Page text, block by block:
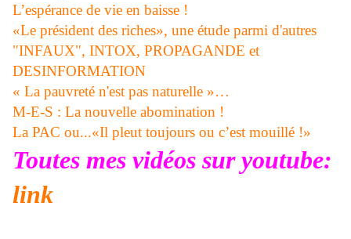
L’espérance de vie en baisse !
«Le président des riches», une étude parmi d'autres
"INFAUX", INTOX, PROPAGANDE et
DESINFORMATION
« La pauvreté n'est pas naturelle »…
M-E-S : La nouvelle abomination !
La PAC ou...«Il pleut toujours ou c’est mouillé !»
Toutes mes vidéos sur youtube:
link